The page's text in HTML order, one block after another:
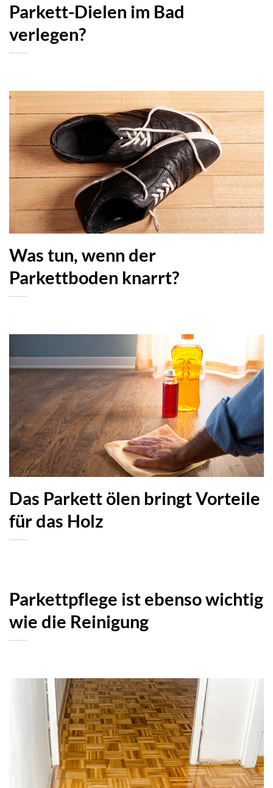
Parkett-Dielen im Bad
verlegen?
Was tun, wenn der
Parkettboden knarrt?
Das Parkett ölen bringt Vorteile
für das Holz
Parkettpflege ist ebenso wichtig
wie die Reinigung